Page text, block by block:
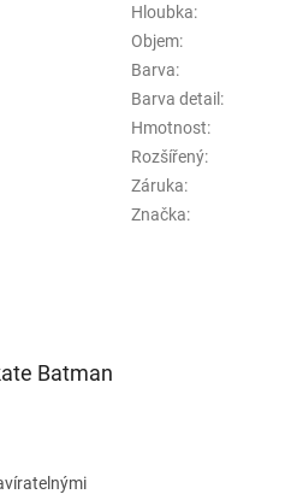
Batman
Hloubka:
Objem:
Barva:
Barva detail :
Hmotnost:
Rozšířený:
Záruka:
Značka: